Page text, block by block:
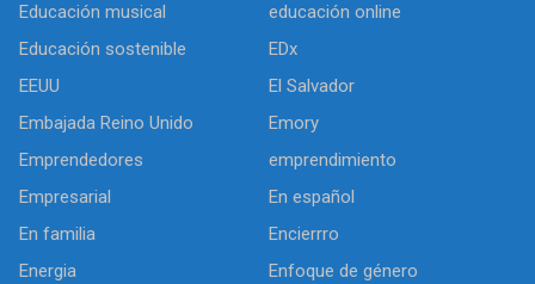
Educación musical
educación online
Educación sostenible
EDx
EEUU
El Salvador
Embajada Reino Unido
Emory
Emprendedores
emprendimiento
Empresarial
En español
En familia
Encierrro
Energia
Enfoque de género